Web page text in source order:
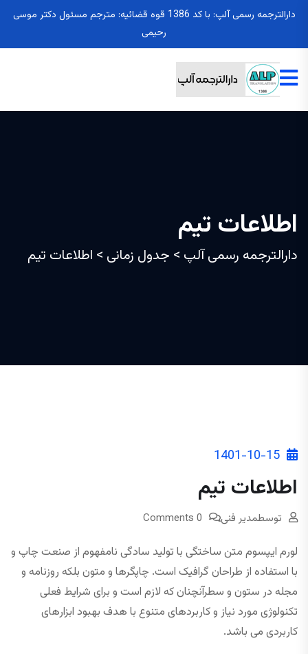
دارالترجمه رسمی آلپ: با کد 1386 قوه قضائیه: مترجم مسئول دکتر موسی
رحیمی
اطلاعات تیم
دارالترجمه رسمی آلپ > جدول زمانی > اطلاعات تیم
1401-10-15
اطلاعات تیم
توسطمدیر فنی 0 Comments
لورم ایپسوم متن ساختگی با تولید سادگی نامفهوم از صنعت چاپ و
با استفاده از طراحان گرافیک است. چاپگرها و متون بلکه روزنامه و
مجله در ستون و سطرآنچنان که لازم است و برای شرایط فعلی
تکنولوژی مورد نیاز و کاربردهای متنوع با هدف بهبود ابزارهای
کاربردی می باشد.